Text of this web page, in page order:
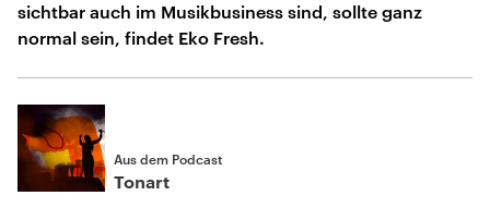
sichtbar auch im Musikbusiness sind, sollte ganz
normal sein, findet Eko Fresh.
Aus dem Podcast
Tonart